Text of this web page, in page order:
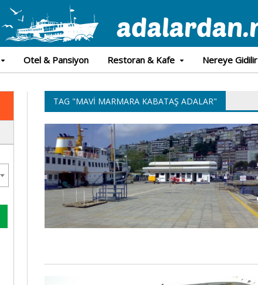
Otel & Pansiyon Restoran & Kafe Nereye Gidilir
TAG "MAVI MARMARA KABATAŞ ADALAR"